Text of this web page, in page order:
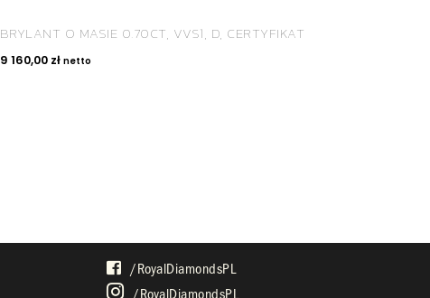
BRYLANT O MASIE 0.70CT, VVS1, D, CERTYFIKAT
9 160,00 zł netto
/royalDiamondsPL
/royalDiamondsPL